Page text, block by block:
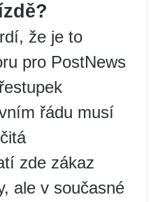
že je to
pro PostNews
řádu musí
zde zákaz
ale v současné